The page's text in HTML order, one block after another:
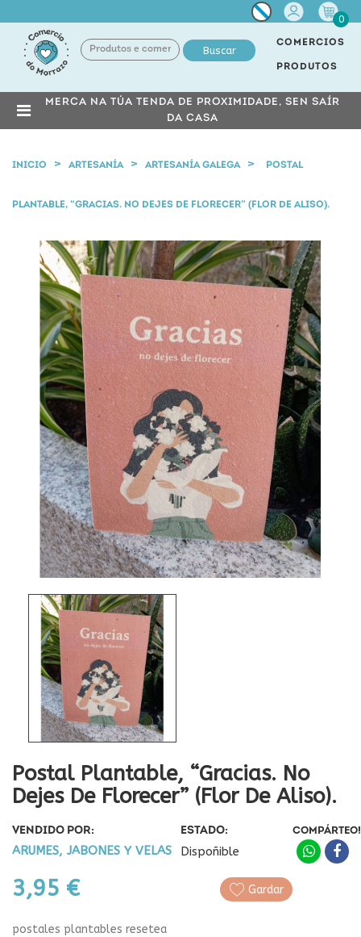
Miña
conta
0
Buscar
COMERCIOS
PRODUTOS
MERCA NA TÚA TENDA DE PROXIMIDADE, SEN SAÍR
DA CASA
INICIO ARTESANÍA ARTESANÍA GALEGA POSTAL
PLANTABLE, “GRACIAS. NO DEJES DE FLORECER” (FLOR DE ALISO).
Postal Plantable, “Gracias. No
Dejes De Florecer” (Flor De Aliso).
VENDIDO POR:
ARUMES, JABONES Y VELAS
ESTADO:
Dispoñible
3,95 €
COMPÁRTEO!
Gardar
postales plantables resetea